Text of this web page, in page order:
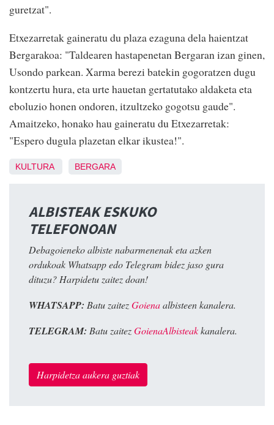
guretzat".
Etxezarretak gaineratu du plaza ezaguna dela haientzat
Bergarakoa: "Taldearen hastapenetan Bergaran izan ginen,
Usondo parkean. Xarma berezi batekin gogoratzen dugu
kontzertu hura, eta urte hauetan gertatutako aldaketa eta
eboluzio honen ondoren, itzultzeko gogotsu gaude".
Amaitzeko, honako hau gaineratu du Etxezarretak:
"Espero dugula plazetan elkar ikustea!".
KULTURA BERGARA
ALBISTEAK ESKUKO
TELEFONOAN
Debagoieneko albiste nabarmenenak eta azken
ordukoak Whatsapp edo Telegram bidez jaso gura
dituzu? Harpidetu zaitez doan!
WHATSAPP: Batu zaitezGoienaalbisteen kanalera.
TELEGRAM: Batu zaitezGoienaAlbisteakkanalera.
Harpidetza aukera guztiak